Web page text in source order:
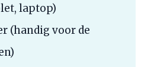
laptop)
(handig voor de